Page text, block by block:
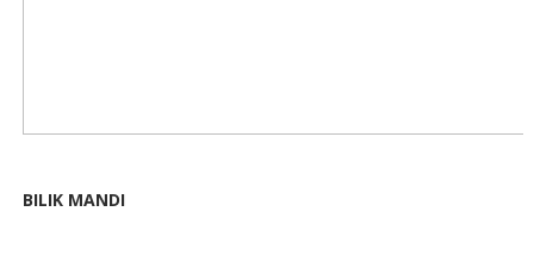
BILIK MANDI